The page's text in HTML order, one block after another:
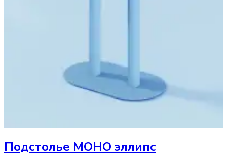
Подстолье МОНО эллипс